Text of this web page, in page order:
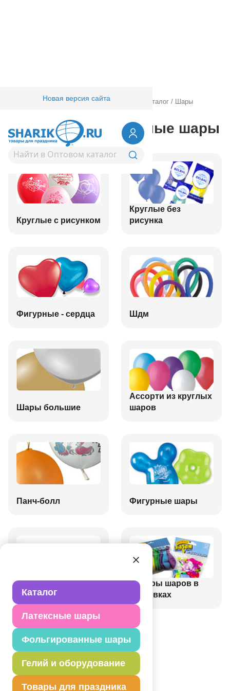
Каталог
Латексные шары
Фольгированные шары
Гелий и оборудование
Товары для праздника
Новая версия сайта
Товары для праздника/ Оптовый каталог /
Шары
Воздушные латексные шары
Круглые с рисунком
Круглые без
рисунка
Фигурные - сердца Шдм
Шары большие
Ассорти из круглых
шаров
Панч-болл Фигурные шары
В банках
Наборы шаров в
упаковках
Специальные